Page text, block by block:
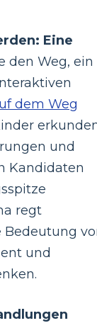
Eine
den Weg, ein
dem Weg
und
Kandidaten
regt
Bedeutung
und